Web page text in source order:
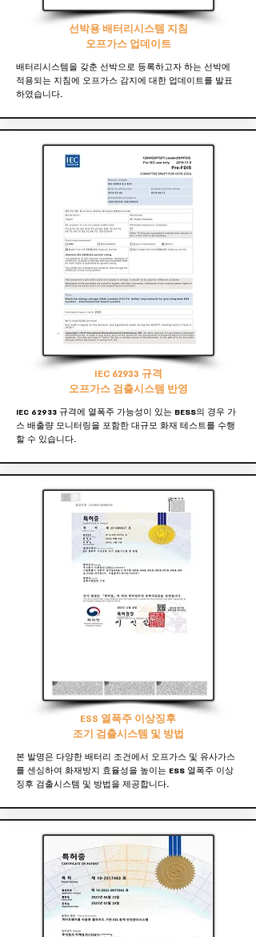
선박용 배터리시스템 지침
오프가스 업데이트
배터리시스템을 갖춘 선박으로 등록하고자 하는 선박에
적용되는 지침에 오프가스 감지에 대한 업데이트를 발표
하였습니다.
IEC 62933 규격
오프가스 검출시스템 반영
IEC 62933 규격에 열폭주 가능성이 있는 BESS의 경우 가
스 배출량 모니터링을 포함한 대규모 화재 테스트를 수행
할 수 있습니다.
ESS 열폭주 이상징후
조기 검출시스템 및 방법
본 발명은 다양한 배터리 조건에서 오프가스 및 유사가스
를 센싱하여 화재방지 효율성을 높이는 ESS 열폭주 이상
징후 검출시스템 및 방법을 제공합니다.